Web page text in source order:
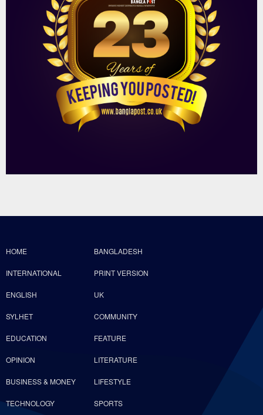
HOME BANGLADESH
INTERNATIONAL PRINT VERSION
ENGLISH UK
SYLHET COMMUNITY
EDUCATION FEATURE
OPINION LITERATURE
BUSINESS & MONEY LIFESTYLE
TECHNOLOGY SPORTS